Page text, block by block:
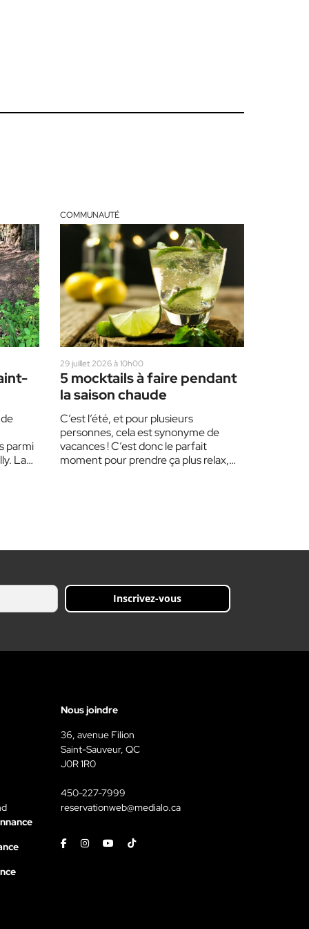
parmi
La
COMMUNAUTÉ
29 juillet 2026 à 10h00
5 mocktails à faire pendant
la saison chaude
C’est l’été, et pour plusieurs
personnes, cela est synonyme de
vacances ! C’est donc le parfait
moment pour prendre ça plus relax,
Inscrivez-vous
Nous joindre
36, avenue Filion
Saint-Sauveur, QC
J0R 1R0
450-227-7999
reservationweb@medialo.ca
FacebookInstagramYoutubeTiktok